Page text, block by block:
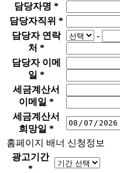
담당자명 *
담당자직위 *
담당자 연락
처 *
-
담당자 이메
일 *
세금계산서
이메일 *
세금계산서
희망일 *
홈페이지 배너 신청정보
광고기간
*